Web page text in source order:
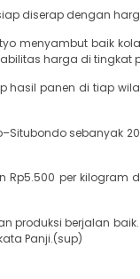
diserap dengan
menyambut baik
harga di tingkat
hasil panen di tiap
sebanyak
per kilogram
produksi berjalan
Panji.(sup)